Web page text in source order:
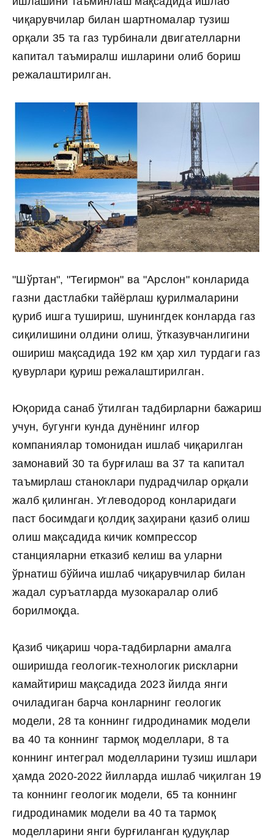
чиқарувчилар билан шартномалар тузиш
орқали 35 та газ турбинали двигателларни
капитал таъмиралш ишларини олиб бориш
режалаштирилган.
"Шўртан", "Тегирмон" ва "Арслон" конларида
газни дастлабки тайёрлаш қурилмаларини
қуриб ишга тушириш, шунингдек конларда газ
сиқилишини олдини олиш, ўтказувчанлигини
ошириш мақсадида 192 км ҳар хил турдаги газ
қувурлари қуриш режалаштирилган.
Юқорида санаб ўтилган тадбирларни бажариш
учун, бугунги кунда дунёнинг илғор
компаниялар томонидан ишлаб чиқарилган
замонавий 30 та бурғилаш ва 37 та капитал
таъмирлаш станоклари пудрадчилар орқали
жалб қилинган. Углеводород конларидаги
паст босимдаги қолдиқ заҳирани қазиб олиш
олиш мақсадида кичик компрессор
станцияларни етказиб келиш ва уларни
ўрнатиш бўйича ишлаб чиқарувчилар билан
жадал суръатларда музокаралар олиб
борилмоқда.
Қазиб чиқариш чора-тадбирларни амалга
оширишда геологик-технологик рискларни
камайтириш мақсадида 2023 йилда янги
очиладиган барча конларнинг геологик
модели, 28 та коннинг гидродинамик модели
ва 40 та коннинг тармоқ моделлари, 8 та
коннинг интеграл моделларини тузиш ишлари
ҳамда 2020-2022 йилларда ишлаб чиқилган 19
та коннинг геологик модели, 65 та коннинг
гидродинамик модели ва 40 та тармоқ
моделларини янги бурғиланган қудуқлар